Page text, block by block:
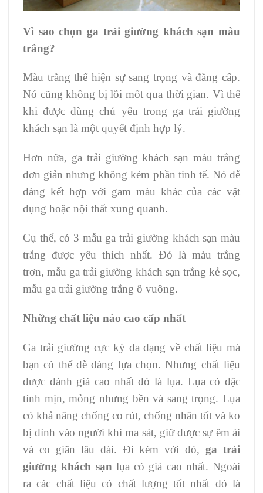
Vì sao chọn ga trải giường khách sạn màu
trắng?
Màu trắng thể hiện sự sang trọng và đẳng cấp.
Nó cũng không bị lỗi mốt qua thời gian. Vì thế
khi được dùng chủ yếu trong ga trải giường
khách sạn là một quyết định hợp lý.
Hơn nữa, ga trải giường khách sạn màu trắng
đơn giản nhưng không kém phần tinh tế. Nó dễ
dàng kết hợp với gam màu khác của các vật
dụng hoặc nội thất xung quanh.
Cụ thể, có 3 mẫu ga trải giường khách sạn màu
trắng được yêu thích nhất. Đó là màu trắng
trơn, mẫu ga trải giường khách sạn trắng kẻ sọc,
mẫu ga trải giường trắng ô vuông.
Những chất liệu nào cao cấp nhất
Ga trải giường cực kỳ đa dạng về chất liệu mà
bạn có thể dễ dàng lựa chọn. Nhưng chất liệu
được đánh giá cao nhất đó là lụa. Lụa có đặc
tính mịn, mỏng nhưng bền và sang trọng. Lụa
có khả năng chống co rút, chống nhăn tốt và ko
bị dính vào người khi ma sát, giữ được sự êm ái
và co giãn lâu dài. Đi kèm với đó,ga trải
giường khách sạn lụa có giá cao nhất. Ngoài
ra các chất liệu có chất lượng tốt nhất đó là